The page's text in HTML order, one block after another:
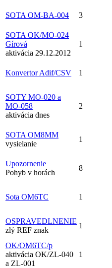
SOTA OM-BA-004 3
SOTA OK/MO-024
Gírová
aktivácia 29.12.2012
1
Konvertor Adif/CSV 1
SOTY MO-020 a
MO-058
aktivácia dnes
2
SOTA OM8MM
vysielanie
1
Upozornenie
Pohyb v horách
8
Sota OM6TC 1
OSPRAVEDLNENIE
zlý REF znak
1
OK/OM6TC/p
aktivácia OK/ZL-040
a ZL-001
1